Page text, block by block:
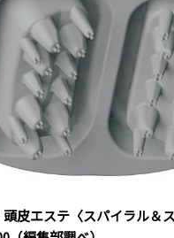
頭皮エステ〈スパイラル＆